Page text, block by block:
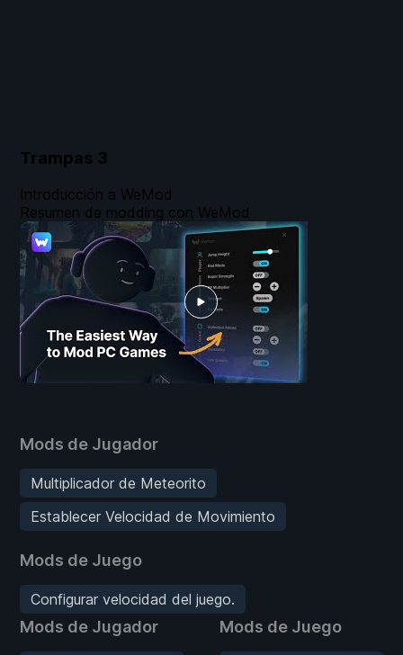
Trampas 3
Mods de Jugador
Multiplicador de Meteorito
Establecer Velocidad de Movimiento
Mods de Juego
Configurar velocidad del juego.
Mods de Jugador Mods de Juego
Introducción a WeMod
Resumen de modding con WeMod